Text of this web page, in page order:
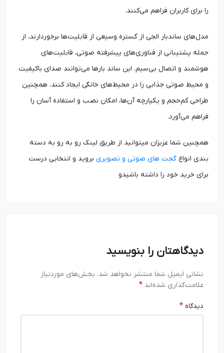
را برای کاربران فراهم می‌کنند.
مدل‌های ساندبار الجی از گستره وسیعی از قابلیت‌ها برخوردارند، از
جمله پشتیبانی از فناوری‌های پیشرفته صوتی، قابلیت‌های
هوشمند و اتصال بی‌سیم. این ساند بارها می‌توانند صدای باکیفیت
و محیط صوتی جذابی را در محیط‌های خانگی ایجاد کنند. همچنین
طراحی کم‌حجم و یکپارچه آن‌ها، امکان نصب و استفاده آسان را
فراهم می‌آورد.
همچنین شما عزیزان میتوانید از طریق لینک رو به رو به دسته
بندی انواع گجت های صوتی و تصویریبروید و انتخابی درست
برای خرید خود را داشته باشیدو
دیدگاهتان را بنویسید
نشانی ایمیل شما منتشر نخواهد شد. بخش‌های موردنیاز
علامت‌گذاری شده‌اند*
دیدگاه*